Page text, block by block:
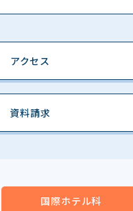
アクセス
資料請求
国際ホテル科